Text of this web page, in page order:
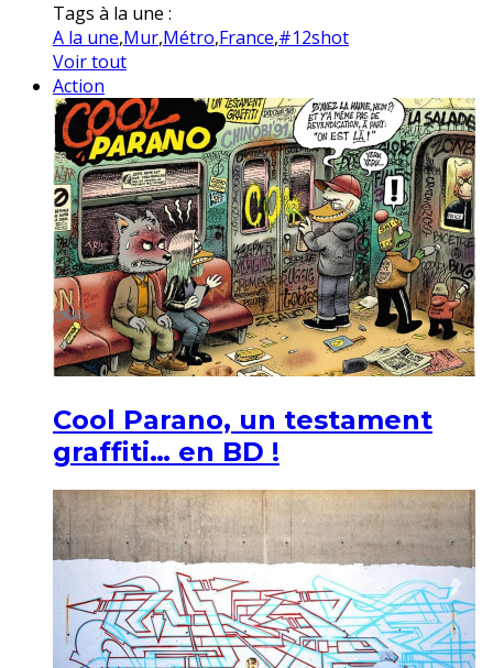
Tags à la une :
A la une,Mur,Métro,France,#12shot
Voir tout
Action
Cool Parano, un testament
graffiti… en BD !